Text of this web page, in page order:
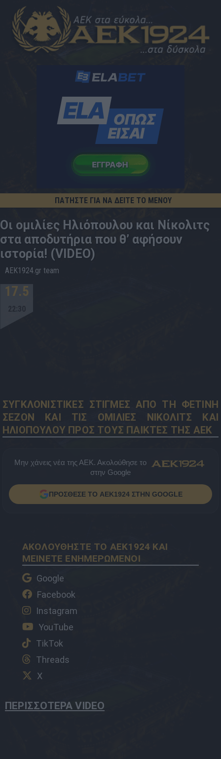
ΠΑΤΗΣΤΕ ΓΙΑ ΝΑ ΔΕΙΤΕ ΤΟ ΜΕΝΟΥ
17.5
Οι ομιλίες Ηλιόπουλου και Νίκολιτς
στα αποδυτήρια που θ’ αφήσουν
ιστορία! (VIDEO)
AEK1924.gr team
ΣΥΓΚΛΟΝΙΣΤΙΚΕΣ ΣΤΙΓΜΕΣ ΑΠΟ ΤΗ ΦΕΤΙΝΗ
ΣΕΖΟΝ ΚΑΙ ΤΙΣ ΟΜΙΛΙΕΣ ΝΙΚΟΛΙΤΣ ΚΑΙ
ΗΛΙΟΠΟΥΛΟΥ ΠΡΟΣ ΤΟΥΣ ΠΑΙΚΤΕΣ ΤΗΣ ΑΕΚ
Μην χάνεις νέα της ΑΕΚ. Ακολούθησε το
στην Google
ΠΡΟΣΘΕΣΕ ΤΟ AEK1924 ΣΤΗΝ GOOGLE
ΑΚΟΛΟΥΘΗΣΤΕ ΤΟ AEK1924 ΚΑΙ
ΜΕΙΝΕΤΕ ΕΝΗΜΕΡΩΜΕΝΟΙ
Google
Facebook
Instagram
YouTube
TikTok
Threads
X
ΠΕΡΙΣΣΟΤΕΡΑ VIDEO